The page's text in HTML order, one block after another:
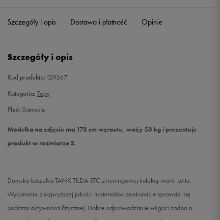
S Powiadom o dostępności
XL
Szczegóły i opis Dostawa i płatność Opinie
Szczegóły i opis
Kod produktu: Q9367
Kategoria: Topy
Płeć: Damskie
Modelka na zdjęciu ma 173 cm wzrostu, waży 53 kg i prezentuje
produkt w rozmiarze S.
Damska koszulka TANK TILDA STC z treningowej kolekcji marki Lotto.
Wykonanie z najwyższej jakości materiałów znakomicie sprawdzi się
podczas aktywności fizycznej. Dobre odprowadzanie wilgoci zadba o